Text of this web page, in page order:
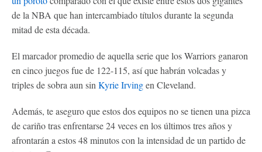
de la NBA que han intercambiado títulos durante la segunda
mitad de esta década.
El marcador promedio de aquella serie que los Warriors ganaron
en cinco juegos fue de 122-115, así que habrán volcadas y
triples de sobra aun sin Kyrie Irvingen Cleveland.
Además, te aseguro que estos dos equipos no se tienen una pizca
de cariño tras enfrentarse 24 veces en los últimos tres años y
afrontarán a estos 48 minutos con la intensidad de un partido de